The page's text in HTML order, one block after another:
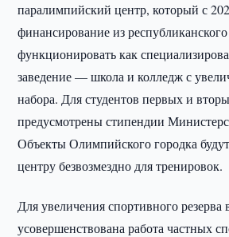
паралимпийский центр, который с
финансирование из
функционировать как
заведение — школа и колледж с
набора. Для студентов первых и
предусмотрены стипендии
Объекты Олимпийского городка
центру безвозмездно для тренировок.
Для увеличения спортивного резерва
усовершенствована работа частных